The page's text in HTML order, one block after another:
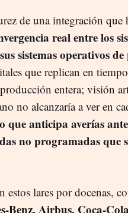
de una integración que
real entre los
sistemas operativos
que replican en
entera; visión
no alcanzaría a ver en
anticipa averías
no programadas que
estos lares por docenas,
Benz, Airbus, Coca-